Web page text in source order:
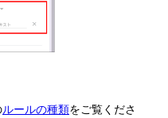
ルールの種類をご覧くださ